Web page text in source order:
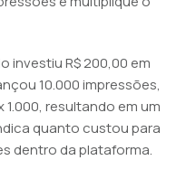
investiu R$ 200,00 em
10.000 impressões,
resultando em um
quanto custou para
dentro da plataforma.